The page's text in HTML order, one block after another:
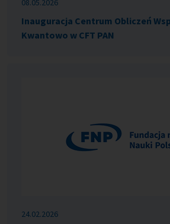
Inauguracja Centrum Obliczeń
Kwantowo w CFT PAN
24.02.2026